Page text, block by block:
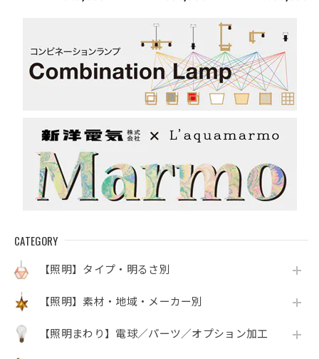
CATEGORY
【照明】タイプ・明るさ別
【照明】素材・地域・メーカー別
【照明まわり】電球／パーツ／オプション加工
ダントライト